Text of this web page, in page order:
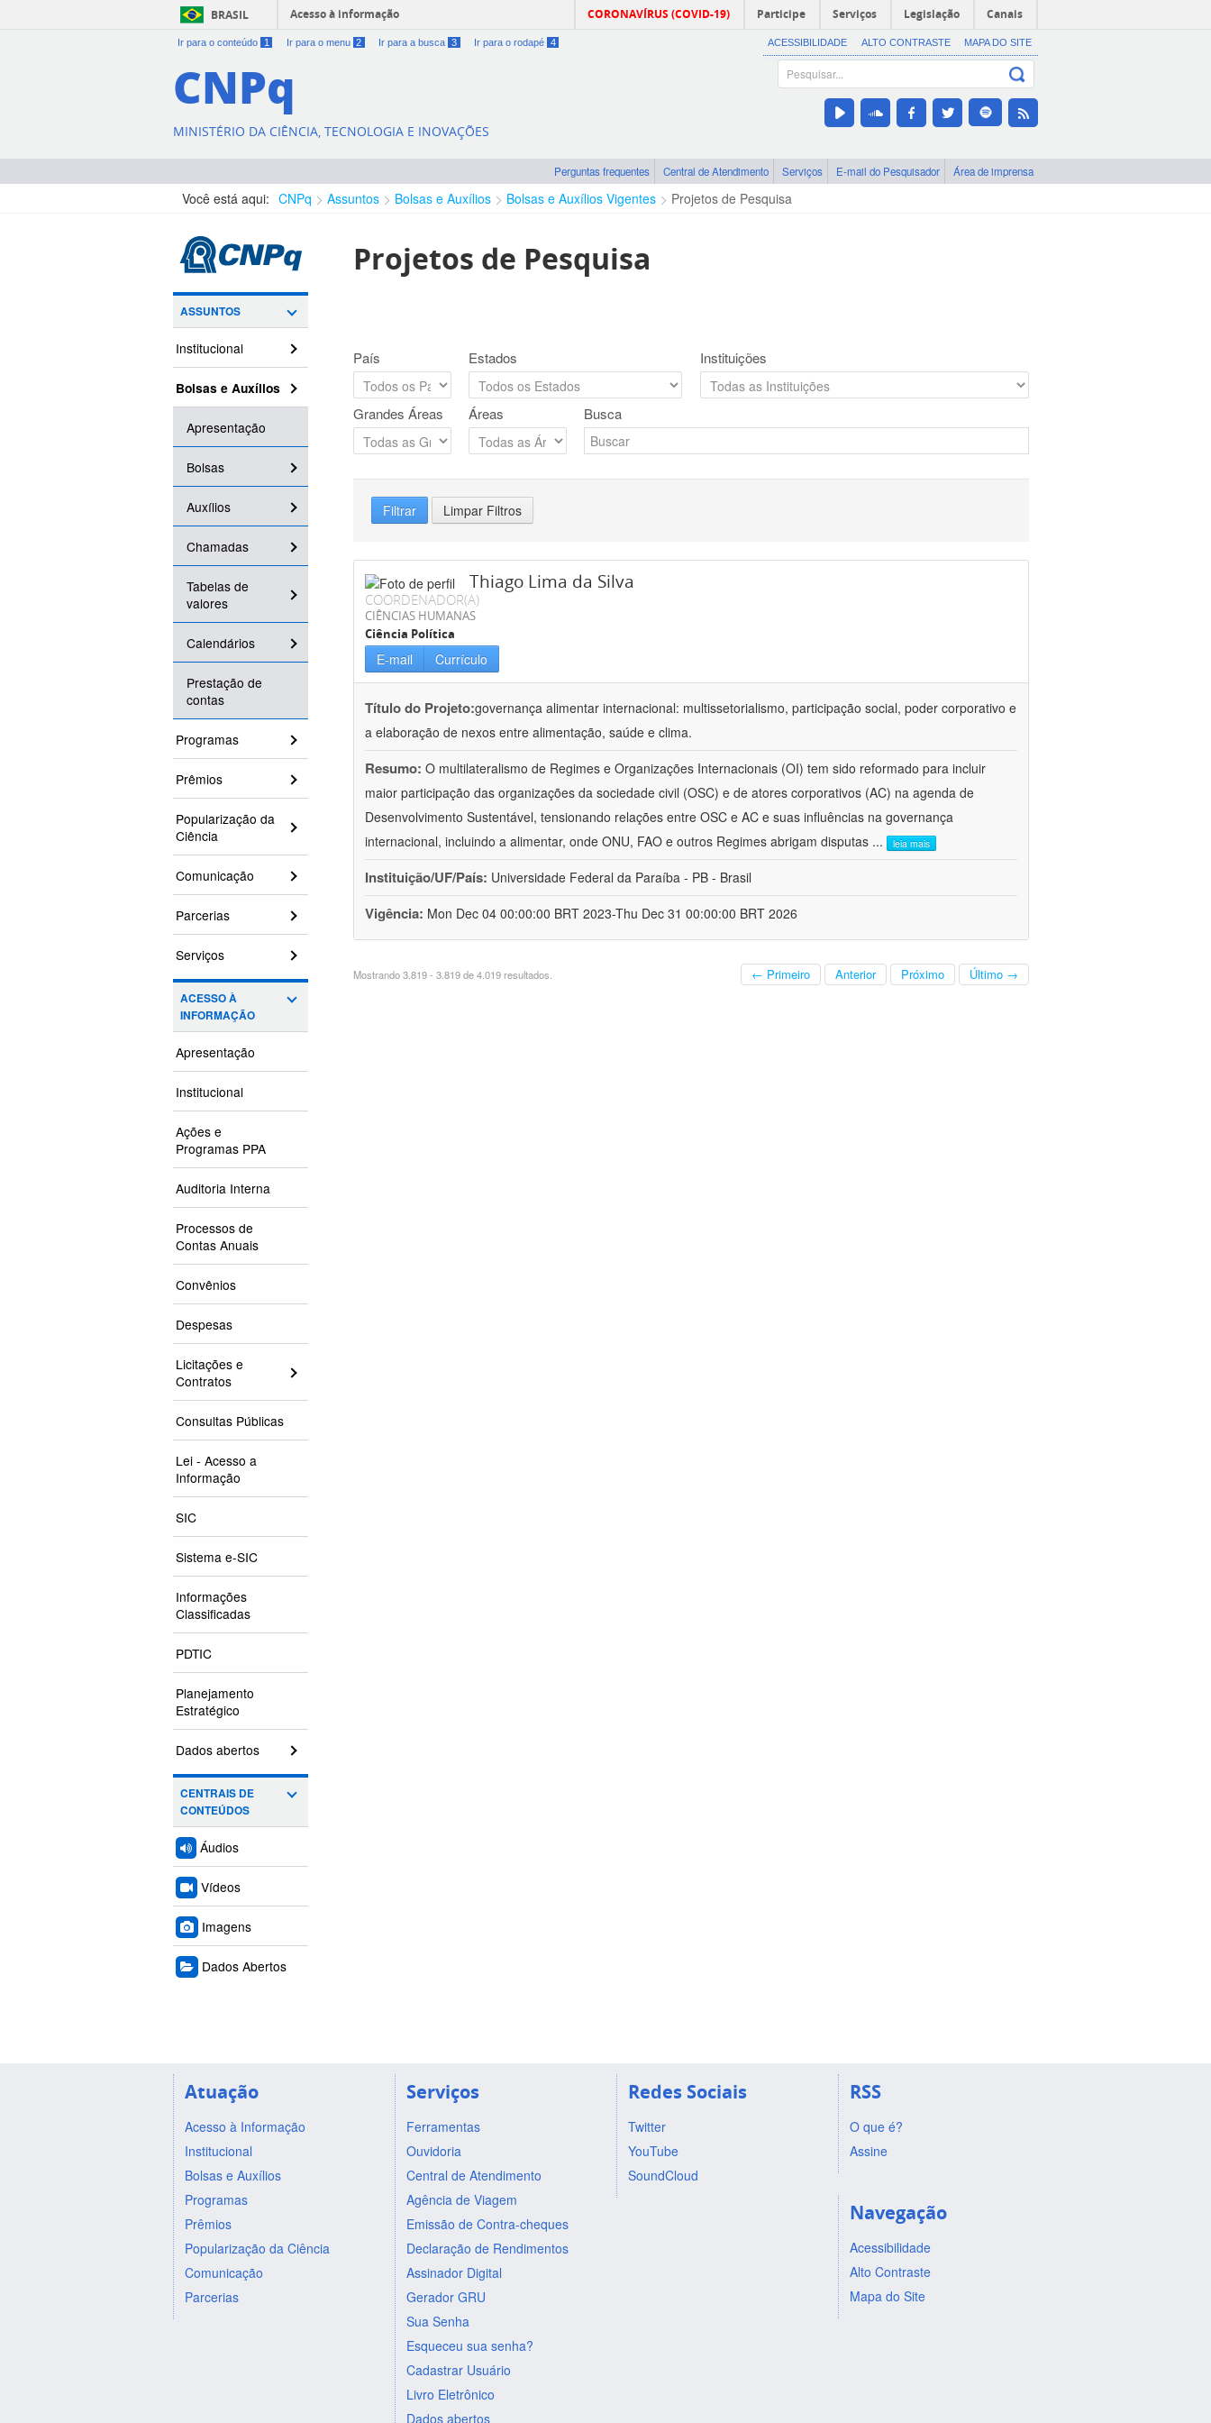
BRASIL Acesso à informação CORONAVÍRUS (COVID-19) Participe Serviços Legislação Canais
Ir para o conteúdo 1 Ir para o menu 2 Ir para a busca 3 Ir para o rodapé 4 ACESSIBILIDADE ALTO CONTRASTE MAPA DO SITE
CNPq
MINISTÉRIO DA CIÊNCIA, TECNOLOGIA E INOVAÇÕES
Perguntas frequentes Central de Atendimento Serviços E-mail do Pesquisador Área de imprensa
Você está aqui: CNPq Assuntos Bolsas e Auxílios Bolsas e Auxílios Vigentes Projetos de Pesquisa
ASSUNTOS
Institucional
Bolsas e Auxílios
Apresentação
Bolsas
Auxílios
Chamadas
Tabelas de
valores
Calendários
Prestação de
contas
Programas
Prêmios
Popularização da
Ciência
Comunicação
Parcerias
Serviços
ACESSO À
INFORMAÇÃO
Apresentação
Institucional
Ações e
Programas PPA
Auditoria Interna
Processos de
Contas Anuais
Convênios
Despesas
Licitações e
Contratos
Consultas Públicas
Lei - Acesso a
Informação
SIC
Sistema e-SIC
Informações
Classificadas
PDTIC
Planejamento
Estratégico
Dados abertos
CENTRAIS DE
CONTEÚDOS
Áudios
Vídeos
Imagens
Dados Abertos
Projetos de Pesquisa
País Estados Instituições
Grandes Áreas Áreas Busca
Filtrar Limpar Filtros
Thiago Lima da Silva
COORDENADOR(A)
CIÊNCIAS HUMANAS
Ciência Política
E-mail Currículo
Título do Projeto:governança alimentar internacional: multissetorialismo, participação social, poder corporativo e
a elaboração de nexos entre alimentação, saúde e clima.
Resumo: O multilateralismo de Regimes e Organizações Internacionais (OI) tem sido reformado para incluir
maior participação das organizações da sociedade civil (OSC) e de atores corporativos (AC) na agenda de
Desenvolvimento Sustentável, tensionando relações entre OSC e AC e suas influências na governança
internacional, incluindo a alimentar, onde ONU, FAO e outros Regimes abrigam disputas ... leia mais
Instituição/UF/País: Universidade Federal da Paraíba - PB - Brasil
Vigência: Mon Dec 04 00:00:00 BRT 2023-Thu Dec 31 00:00:00 BRT 2026
Mostrando 3.819 - 3.819 de 4.019 resultados. ← Primeiro Anterior Próximo Último →
Atuação
Acesso à Informação
Institucional
Bolsas e Auxílios
Programas
Prêmios
Popularização da Ciência
Comunicação
Parcerias
Serviços
Ferramentas
Ouvidoria
Central de Atendimento
Agência de Viagem
Emissão de Contra-cheques
Declaração de Rendimentos
Assinador Digital
Gerador GRU
Sua Senha
Esqueceu sua senha?
Cadastrar Usuário
Livro Eletrônico
Dados abertos
Redes Sociais
Twitter
YouTube
SoundCloud
RSS
O que é?
Assine
Navegação
Acessibilidade
Alto Contraste
Mapa do Site